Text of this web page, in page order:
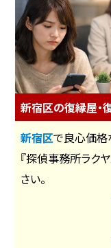
新宿区の復縁屋・
新宿区で良心価格
『探偵事務所ラク
さい。